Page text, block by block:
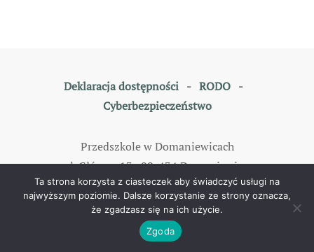
Deklaracja dostępności- RODO-
Cyberbezpieczeństwo
Przedszkole w Domaniewicach
ul. Główna 13, 99-434 Domaniewice
tel: 46 838 35 79
All rights reserved. Designed byTOMKAM
Ta strona korzysta z ciasteczek aby świadczyć usługi na
najwyższym poziomie. Dalsze korzystanie ze strony oznacza,
że zgadzasz się na ich użycie.
Zgoda